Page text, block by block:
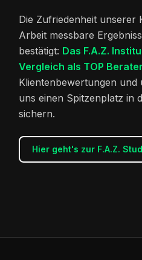
Die Zufriedenheit unserer
Arbeit messbare
bestätigt: Das F.A.Z.
Vergleich als TOP
Klientenbewertungen
uns einen Spitzenplatz in
sichern.
Hier geht's zur F.A.Z.